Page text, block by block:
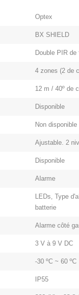
Optex
BX SHIELD
Double PIR de
4 zones (2 de
12 m / 40º de
Disponible
Non disponible
Ajustable. 2
Disponible
Alarme
LEDs, Type
batterie
Alarme côté
3 V à 9 V DC
-30 ºC ~ 60 ºC
IP55